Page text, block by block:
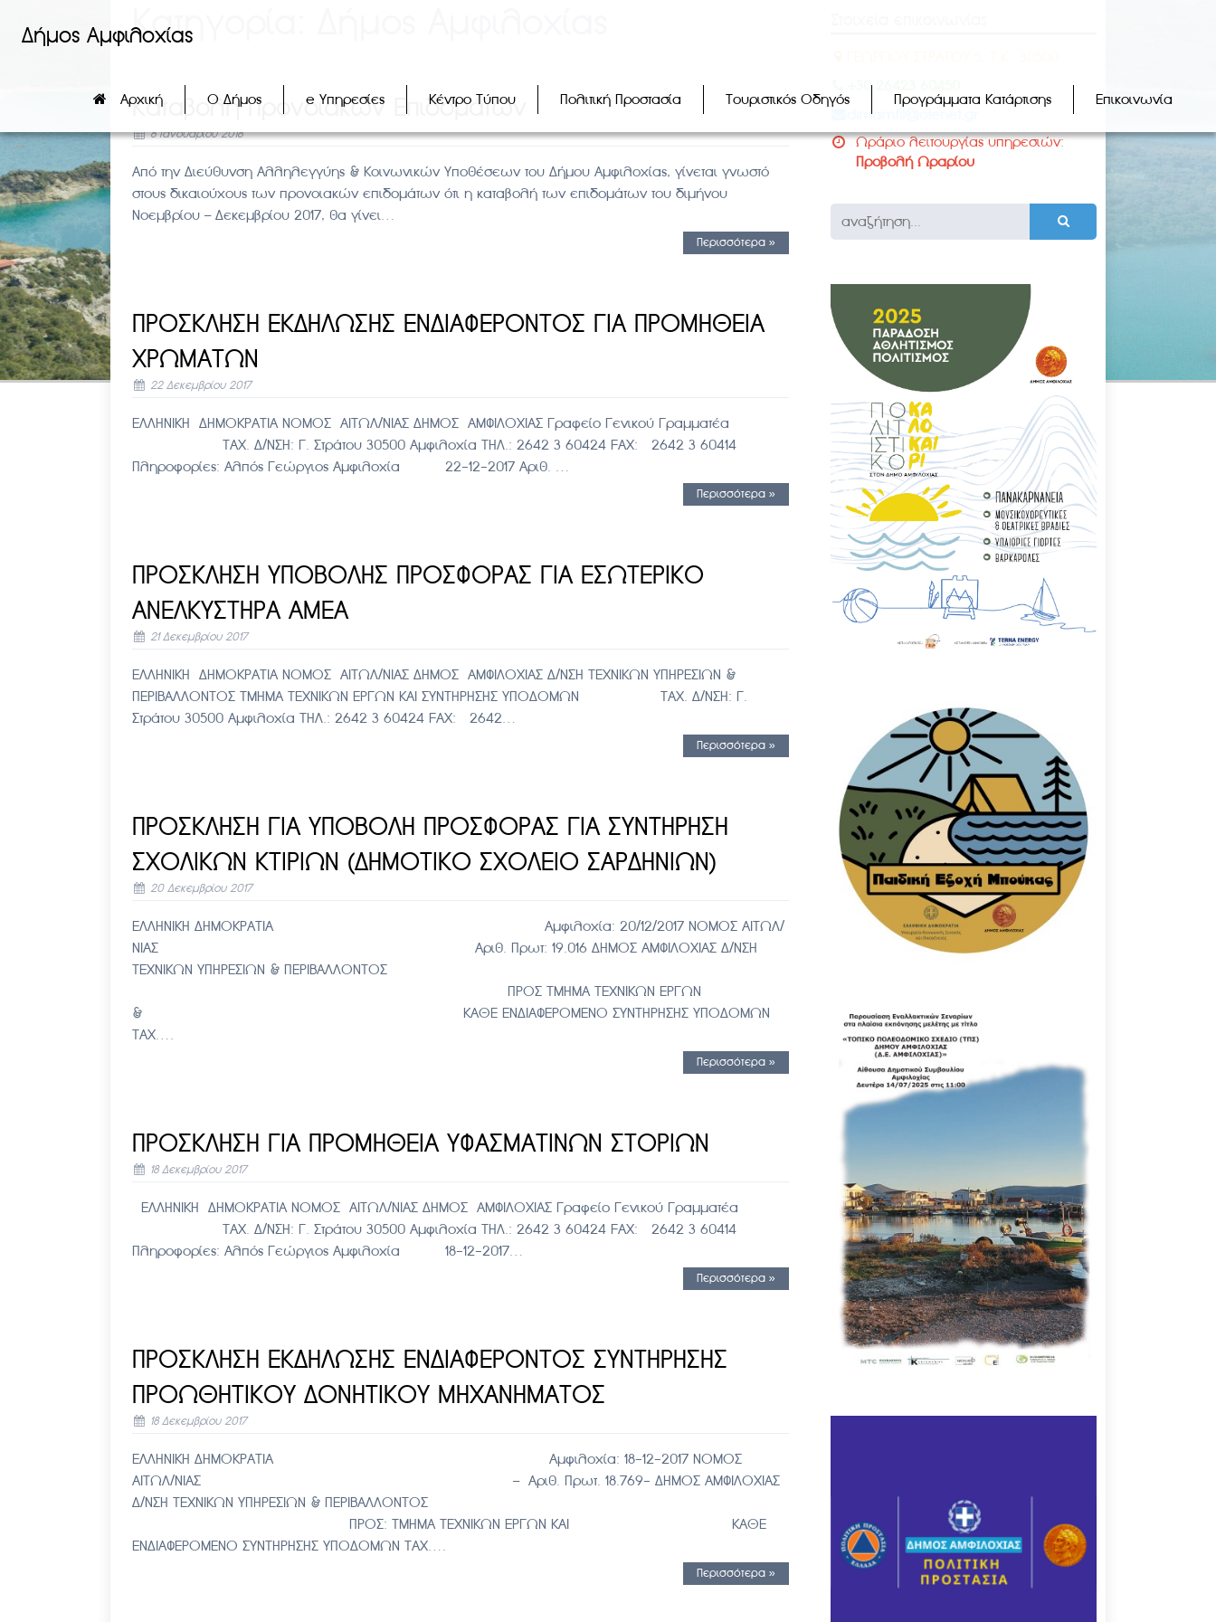
Δήμος Αμφιλοχίας
Αρχική Ο Δήμος e Υπηρεσίες Κέντρο Τύπου Πολιτική Προστασία Τουριστικός Οδηγός Προγράμματα Κατάρτισης Επικοινωνία
Κατηγορία:
Καταβολή Προνοιακών Επιδομάτων
8 Ιανουαρίου 2018
Από την Διεύθυνση Αλληλεγγύης & Κοινωνικών Υποθέσεων του Δήμου Αμφιλοχίας, γίνεται γνωστό
στους δικαιούχους των προνοιακών επιδομάτων ότι η καταβολή των επιδομάτων του διμήνου
Νοεμβρίου – Δεκεμβρίου 2017, θα γίνει…
Περισσότερα »
ΠΡΟΣΚΛΗΣΗ ΕΚΔΗΛΩΣΗΣ ΕΝΔΙΑΦΕΡΟΝΤΟΣ ΓΙΑ ΠΡΟΜΗΘΕΙΑ
ΧΡΩΜΑΤΩΝ
22 Δεκεμβρίου 2017
ΕΛΛΗΝΙΚΗ ΔΗΜΟΚΡΑΤΙΑ ΝΟΜΟΣ ΑΙΤΩΛ/ΝΙΑΣ ΔΗΜΟΣ ΑΜΦΙΛΟΧΙΑΣ Γραφείο Γενικού Γραμματέα
ΤΑΧ. Δ/ΝΣΗ: Γ. Στράτου 30500 Αμφιλοχία ΤΗΛ.: 2642 3 60424 FAX: 2642 3 60414
Πληροφορίες: Αλπός Γεώργιος Αμφιλοχία 22-12-2017 Αριθ. …
Περισσότερα »
ΠΡΟΣΚΛΗΣΗ ΥΠΟΒΟΛΗΣ ΠΡΟΣΦΟΡΑΣ ΓΙΑ ΕΣΩΤΕΡΙΚΟ
ΑΝΕΛΚΥΣΤΗΡΑ ΑΜΕΑ
21 Δεκεμβρίου 2017
ΕΛΛΗΝΙΚΗ ΔΗΜΟΚΡΑΤΙΑ ΝΟΜΟΣ ΑΙΤΩΛ/ΝΙΑΣ ΔΗΜΟΣ ΑΜΦΙΛΟΧΙΑΣ Δ/ΝΣΗ ΤΕΧΝΙΚΩΝ ΥΠΗΡΕΣΙΩΝ &
ΠΕΡΙΒΑΛΛΟΝΤΟΣ ΤΜΗΜΑ ΤΕΧΝΙΚΩΝ ΕΡΓΩΝ ΚΑΙ ΣΥΝΤΗΡΗΣΗΣ ΥΠΟΔΟΜΩΝ ΤΑΧ. Δ/ΝΣΗ: Γ.
Στράτου 30500 Αμφιλοχία ΤΗΛ.: 2642 3 60424 FAX: 2642…
Περισσότερα »
ΠΡΟΣΚΛΗΣΗ ΓΙΑ ΥΠΟΒΟΛΗ ΠΡΟΣΦΟΡΑΣ ΓΙΑ ΣΥΝΤΗΡΗΣΗ
ΣΧΟΛΙΚΩΝ ΚΤΙΡΙΩΝ (ΔΗΜΟΤΙΚΟ ΣΧΟΛΕΙΟ ΣΑΡΔΗΝΙΩΝ)
20 Δεκεμβρίου 2017
ΕΛΛΗΝΙΚΗ ΔΗΜΟΚΡΑΤΙΑ Αμφιλοχία: 20/12/2017 ΝΟΜΟΣ ΑΙΤΩΛ/
ΝΙΑΣ Αριθ. Πρωτ: 19.016 ΔΗΜΟΣ ΑΜΦΙΛΟΧΙΑΣ Δ/ΝΣΗ
ΤΕΧΝΙΚΩΝ ΥΠΗΡΕΣΙΩΝ & ΠΕΡΙΒΑΛΛΟΝΤΟΣ
ΠΡΟΣ ΤΜΗΜΑ ΤΕΧΝΙΚΩΝ ΕΡΓΩΝ
& ΚΑΘΕ ΕΝΔΙΑΦΕΡΟΜΕΝΟ ΣΥΝΤΗΡΗΣΗΣ ΥΠΟΔΟΜΩΝ
ΤΑΧ….
Περισσότερα »
ΠΡΟΣΚΛΗΣΗ ΓΙΑ ΠΡΟΜΗΘΕΙΑ ΥΦΑΣΜΑΤΙΝΩΝ ΣΤΟΡΙΩΝ
18 Δεκεμβρίου 2017
ΕΛΛΗΝΙΚΗ ΔΗΜΟΚΡΑΤΙΑ ΝΟΜΟΣ ΑΙΤΩΛ/ΝΙΑΣ ΔΗΜΟΣ ΑΜΦΙΛΟΧΙΑΣ Γραφείο Γενικού Γραμματέα
ΤΑΧ. Δ/ΝΣΗ: Γ. Στράτου 30500 Αμφιλοχία ΤΗΛ.: 2642 3 60424 FAX: 2642 3 60414
Πληροφορίες: Αλπός Γεώργιος Αμφιλοχία 18-12-2017…
Περισσότερα »
ΠΡΟΣΚΛΗΣΗ ΕΚΔΗΛΩΣΗΣ ΕΝΔΙΑΦΕΡΟΝΤΟΣ ΣΥΝΤΗΡΗΣΗΣ
ΠΡΟΩΘΗΤΙΚΟΥ ΔΟΝΗΤΙΚΟΥ ΜΗΧΑΝΗΜΑΤΟΣ
18 Δεκεμβρίου 2017
ΕΛΛΗΝΙΚΗ ΔΗΜΟΚΡΑΤΙΑ Αμφιλοχία: 18-12-2017 ΝΟΜΟΣ
ΑΙΤΩΛ/ΝΙΑΣ – Αριθ. Πρωτ. 18.769- ΔΗΜΟΣ ΑΜΦΙΛΟΧΙΑΣ
Δ/ΝΣΗ ΤΕΧΝΙΚΩΝ ΥΠΗΡΕΣΙΩΝ & ΠΕΡΙΒΑΛΛΟΝΤΟΣ
ΠΡΟΣ: ΤΜΗΜΑ ΤΕΧΝΙΚΩΝ ΕΡΓΩΝ ΚΑΙ ΚΑΘΕ
ΕΝΔΙΑΦΕΡΟΜΕΝΟ ΣΥΝΤΗΡΗΣΗΣ ΥΠΟΔΟΜΩΝ ΤΑΧ….
Περισσότερα »
+30 26423 60450
dimamfil@otenet.gr
Ωράριο λειτουργίας υπηρεσιών:
Προβολή Ωραρίου